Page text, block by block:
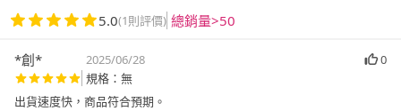
5.0(1則評價) 總銷量>50
*創* 2025/06/28
0
規格：無
出貨速度快，商品符合預期。